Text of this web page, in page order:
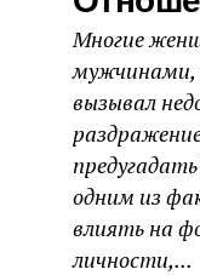
Многие
мужчинами,
вызывал
одним из
влиять на
личности,...